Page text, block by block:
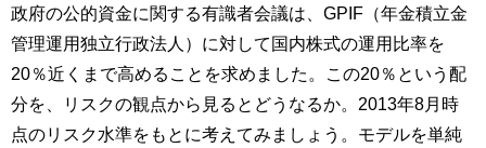
政府の公的資金に関する有識者会議は、GPIF（年金積立金
管理運用独立行政法人）に対して国内株式の運用比率を
20％近くまで高めることを求めました。この20％という配
分を、リスクの観点から見るとどうなるか。2013年8月時
点のリスク水準をもとに考えてみましょう。モデルを単純